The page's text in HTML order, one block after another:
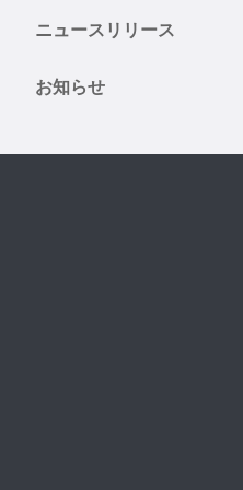
ニュースリリース
お知らせ